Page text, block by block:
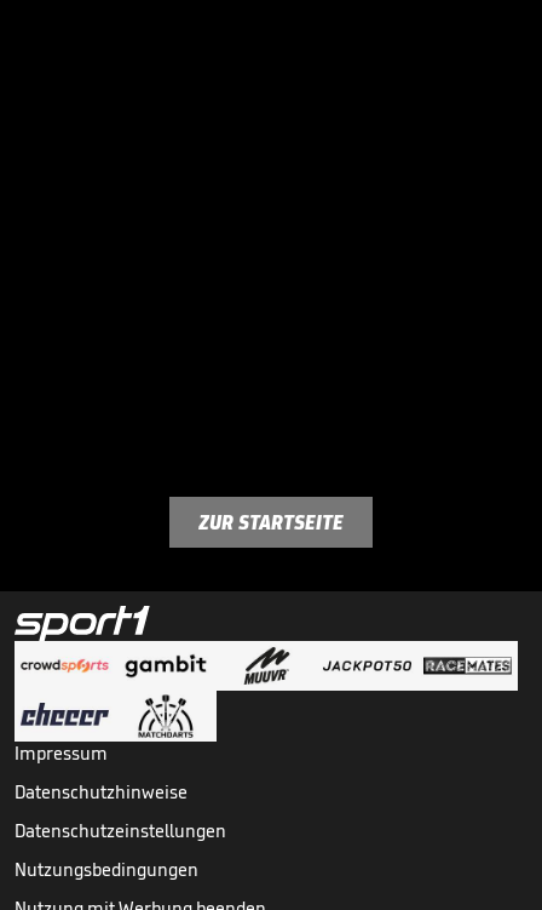
ZUR STARTSEITE
Impressum
Datenschutzhinweise
Datenschutzeinstellungen
Nutzungsbedingungen